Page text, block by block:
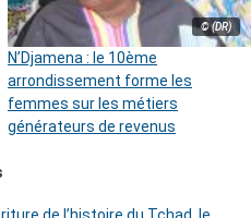
© (DR)
N’Djamena : le 10ème
arrondissement forme les
femmes sur les métiers
générateurs de revenus